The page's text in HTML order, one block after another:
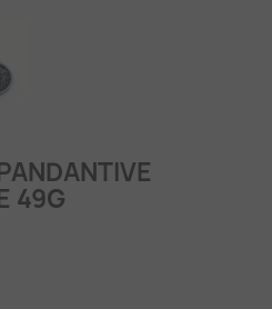
49G